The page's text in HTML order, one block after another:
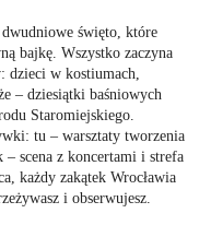
święto, które
bajkę. Wszystko zaczyna
dzieci w kostiumach,
– dziesiątki baśniowych
Staromiejskiego.
tu – warsztaty tworzenia
– scena z koncertami i strefa
każdy zakątek Wrocławia
i obserwujesz.